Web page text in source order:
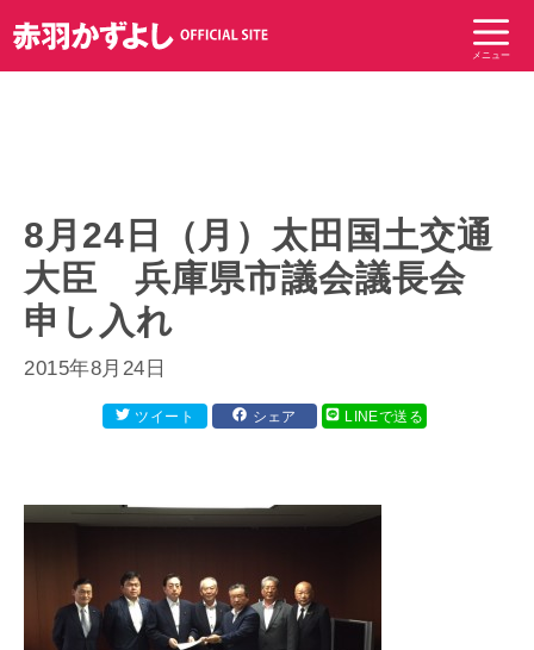
ン
テ
メニュー
8月24日（月）太田国土交通
大臣 兵庫県市議会議長会
申し入れ
2015年8月24日
ツイート シェア LINEで送る